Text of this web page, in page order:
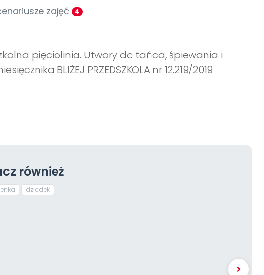
zajęć 4
pięciolinia. Utwory do tańca, śpiewania i
BLIŻEJ PRZEDSZKOLA nr 12.219/2019
również
dziadek